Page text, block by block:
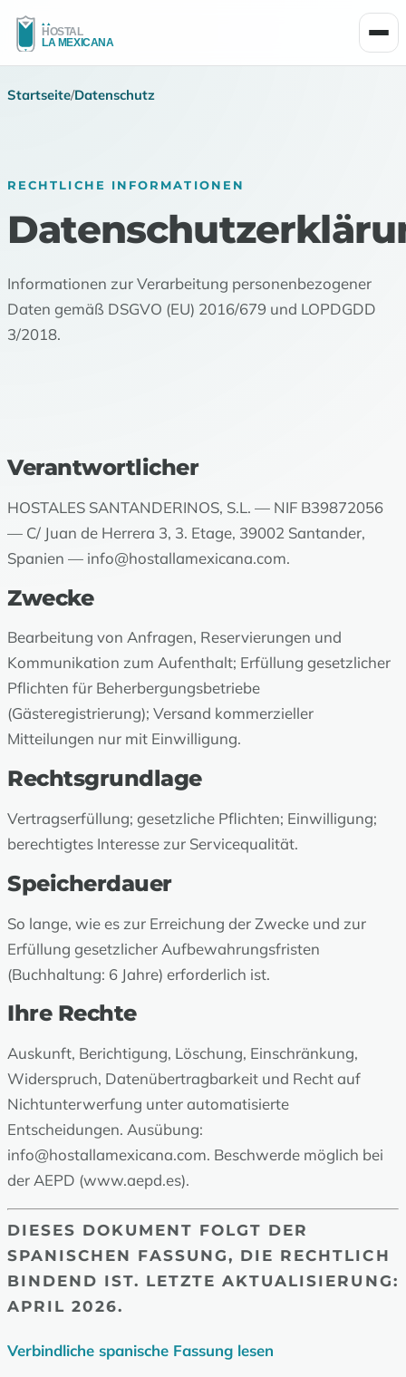
Startseite/Datenschutz
RECHTLICHE INFORMATIONEN
Informationen zur Verarbeitung personenbezogener
Daten gemäß DSGVO (EU) 2016/679 und LOPDGDD
3/2018.
Verantwortlicher
HOSTALES SANTANDERINOS, S.L. — NIF B39872056
— C/ Juan de Herrera 3, 3. Etage, 39002 Santander,
Spanien — info@hostallamexicana.com.
Zwecke
Bearbeitung von Anfragen, Reservierungen und
Kommunikation zum Aufenthalt; Erfüllung gesetzlicher
Pflichten für Beherbergungsbetriebe
(Gästeregistrierung); Versand kommerzieller
Mitteilungen nur mit Einwilligung.
Rechtsgrundlage
Vertragserfüllung; gesetzliche Pflichten; Einwilligung;
berechtigtes Interesse zur Servicequalität.
Speicherdauer
So lange, wie es zur Erreichung der Zwecke und zur
Erfüllung gesetzlicher Aufbewahrungsfristen
(Buchhaltung: 6 Jahre) erforderlich ist.
Ihre Rechte
Auskunft, Berichtigung, Löschung, Einschränkung,
Widerspruch, Datenübertragbarkeit und Recht auf
Nichtunterwerfung unter automatisierte
Entscheidungen. Ausübung:
info@hostallamexicana.com. Beschwerde möglich bei
der AEPD (www.aepd.es).
DIESES DOKUMENT FOLGT DER
SPANISCHEN FASSUNG, DIE RECHTLICH
BINDEND IST. LETZTE AKTUALISIERUNG:
APRIL 2026.
Verbindliche spanische Fassung lesen